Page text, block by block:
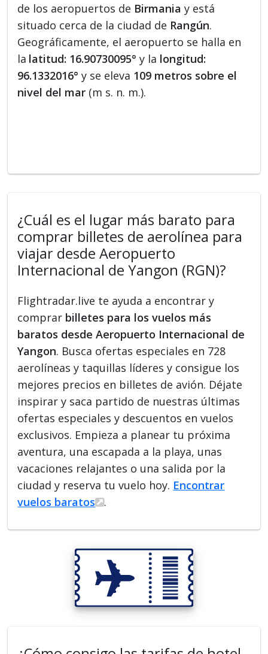
de los aeropuertos de Birmania y está
situado cerca de la ciudad de Rangún.
Geográficamente, el aeropuerto se halla en
la latitud: 16.90730095° y la longitud:
96.1332016° y se eleva 109 metros sobre el
nivel del mar (m s. n. m.).
¿Cuál es el lugar más barato para
comprar billetes de aerolínea para
viajar desde Aeropuerto
Internacional de Yangon (RGN)?
Flightradar.live te ayuda a encontrar y
comprar billetes para los vuelos más
baratos desde Aeropuerto Internacional de
Yangon. Busca ofertas especiales en 728
aerolíneas y taquillas líderes y consigue los
mejores precios en billetes de avión. Déjate
inspirar y saca partido de nuestras últimas
ofertas especiales y descuentos en vuelos
exclusivos. Empieza a planear tu próxima
aventura, una escapada a la playa, unas
vacaciones relajantes o una salida por la
ciudad y reserva tu vuelo hoy. Encontrar
vuelos baratos
.